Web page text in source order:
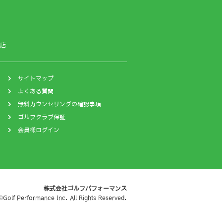
サイトマップ
よくある質問
無料カウンセリングの確認事項
ゴルフクラブ保証
会員様ログイン
株式会社ゴルフパフォーマンス
Performance Inc. All Rights Reserved.